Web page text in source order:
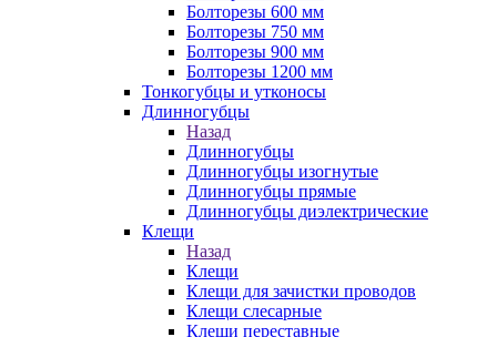
Болторезы 600 мм
Болторезы 750 мм
Болторезы 900 мм
Болторезы 1200 мм
Тонкогубцы и утконосы
Длинногубцы
Назад
Длинногубцы
Длинногубцы изогнутые
Длинногубцы прямые
Длинногубцы диэлектрические
Клещи
Назад
Клещи
Клещи для зачистки проводов
Клещи слесарные
Клещи переставные